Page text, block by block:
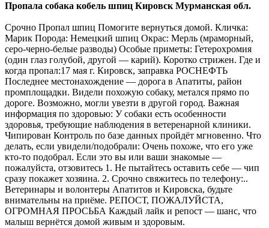
Пропала собака кобель шпиц Кировск Мурманская обл.
Срочно Пропал шпиц Помогите вернуться домой. Кличка:
Марик Порода: Немецкий шпиц Окрас: Мерль (мраморный,
серо-черно-белые разводы) Особые приметы: Гетерохромия
(один глаз голубой, другой — карий). Коротко стрижен. Где и
когда пропал:17 мая г. Кировск, заправка РОСНЕФТЬ
Последнее местонахождение — дорога в Апатиты, район
промплощадки. Видели похожую собаку, метался прямо по
дороге. Возможно, могли увезти в другой город. Важная
информация по здоровью: У собаки есть особенности
здоровья, требующие наблюдения в ветеренарной клиники.
Чипирован Контроль по базе данных пройдёт мгновенно. Что
делать, если увидели/подобрали: Очень похоже, что его уже
кто-то подобрал. Если это вы или ваши знакомые —
пожалуйста, отзовитесь 1. Не пытайтесь оставить себе — чип
сразу покажет хозяина. 2. Срочно свяжитесь по телефону:..
Ветеринары и волонтеры Апатитов и Кировска, будьте
внимательны на приёме. РЕПОСТ, ПОЖАЛУЙСТА,
ОГРОМНАЯ ПРОСЬБА Каждый лайк и репост — шанс, что
малыш вернётся домой живым и здоровым.